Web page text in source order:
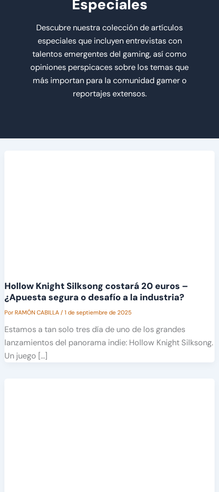
Especiales
Descubre nuestra colección de artículos
especiales que incluyen entrevistas con
talentos emergentes del gaming, así como
opiniones perspicaces sobre los temas que
más importan para la comunidad gamer o
reportajes extensos.
Hollow Knight Silksong costará 20 euros –
¿Apuesta segura o desafío a la industria?
PorRAMÓN CABILLA/1 de septiembre de 2025
Estamos a tan solo tres día de uno de los grandes
lanzamientos del panorama indie: Hollow Knight Silksong.
Un juego […]